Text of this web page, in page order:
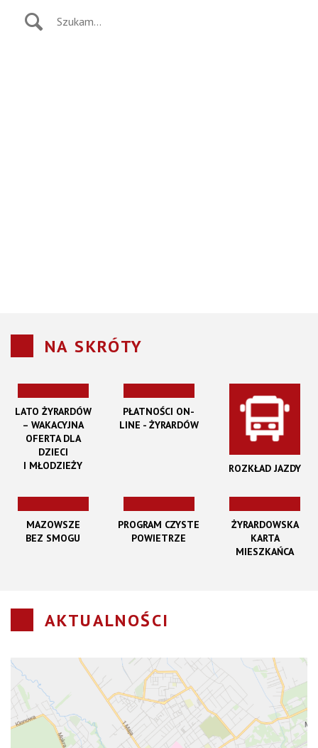
NA SKRÓTY
LATO ŻYRARDÓW
– WAKACYJNA
OFERTA DLA
DZIECI
I MŁODZIEŻY
PŁATNOŚCI ON-
LINE - ŻYRARDÓW
ROZKŁAD JAZDY
MAZOWSZE
BEZ SMOGU
PROGRAM CZYSTE
POWIETRZE
ŻYRARDOWSKA
KARTA
MIESZKAŃCA
AKTUALNOŚCI